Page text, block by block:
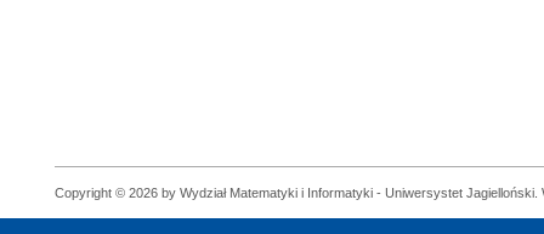
Copyright © 2026 by Wydział Matematyki i Informatyki - Uniwersystet